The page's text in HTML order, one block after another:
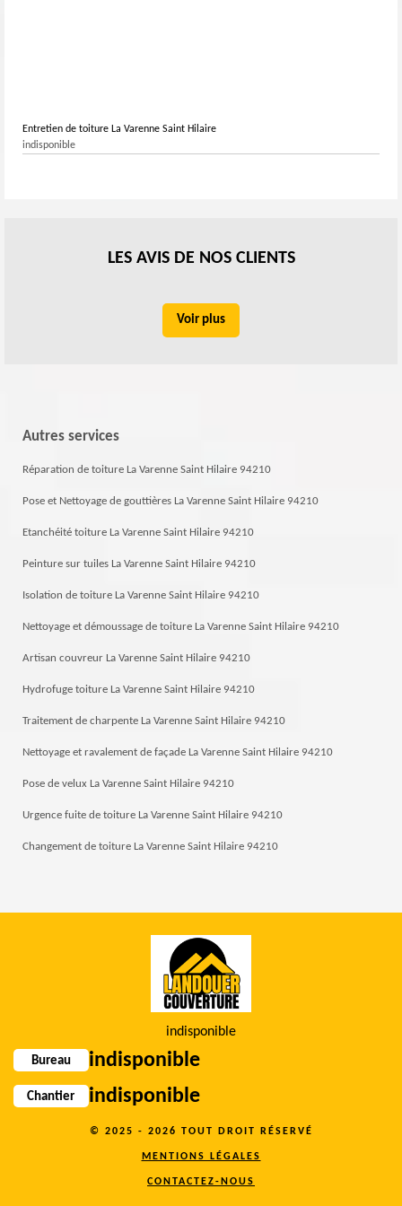
Entretien de toiture La Varenne Saint Hilaire
indisponible
LES AVIS DE NOS CLIENTS
Voir plus
Autres services
Réparation de toiture La Varenne Saint Hilaire 94210
Pose et Nettoyage de gouttières La Varenne Saint Hilaire 94210
Etanchéité toiture La Varenne Saint Hilaire 94210
Peinture sur tuiles La Varenne Saint Hilaire 94210
Isolation de toiture La Varenne Saint Hilaire 94210
Nettoyage et démoussage de toiture La Varenne Saint Hilaire 94210
Artisan couvreur La Varenne Saint Hilaire 94210
Hydrofuge toiture La Varenne Saint Hilaire 94210
Traitement de charpente La Varenne Saint Hilaire 94210
Nettoyage et ravalement de façade La Varenne Saint Hilaire 94210
Pose de velux La Varenne Saint Hilaire 94210
Urgence fuite de toiture La Varenne Saint Hilaire 94210
Changement de toiture La Varenne Saint Hilaire 94210
indisponible
Bureau indisponible
Chantier indisponible
© 2025 - 2026 TOUT DROIT RÉSERVÉ
MENTIONS LÉGALES
CONTACTEZ-NOUS